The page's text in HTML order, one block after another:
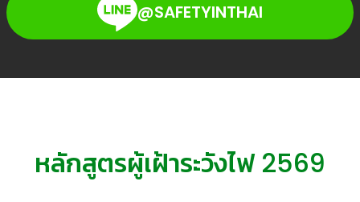
@SAFETYINTHAI
หลักสูตรผู้เฝ้าระวังไฟ 2569